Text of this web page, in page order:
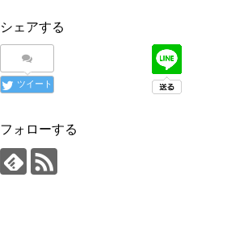
シェアする
ツイート
フォローする